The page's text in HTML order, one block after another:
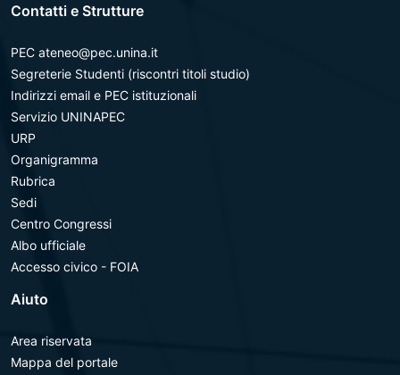
Contatti e Strutture
PEC ateneo@pec.unina.it
Segreterie Studenti (riscontri titoli studio)
Indirizzi email e PEC istituzionali
Servizio UNINAPEC
URP
Organigramma
Rubrica
Sedi
Centro Congressi
Albo ufficiale
Accesso civico - FOIA
Aiuto
Area riservata
Mappa del portale